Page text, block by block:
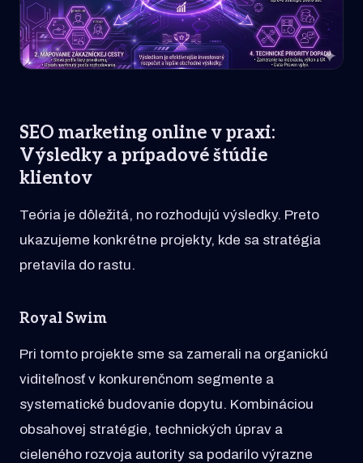
SEO marketing online v praxi:
Výsledky a prípadové štúdie
klientov
Teória je dôležitá, no rozhodujú výsledky. Preto
ukazujeme konkrétne projekty, kde sa stratégia
pretavila do rastu.
Royal Swim
Pri tomto projekte sme sa zamerali na organickú
viditeľnosť v konkurenčnom segmente a
systematické budovanie dopytu. Kombináciou
obsahovej stratégie, technických úprav a
cieleného rozvoja autority sa podarilo výrazne